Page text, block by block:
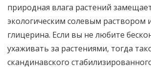
природная влага растений
экологическим солевым раствором
глицерина. Если вы не любите
ухаживать за растениями, тогда
скандинавского